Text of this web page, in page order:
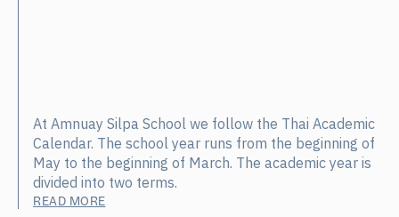
At Amnuay Silpa School we follow the Thai Academic
Calendar. The school year runs from the beginning of
May to the beginning of March. The academic year is
divided into two terms.
READ MORE